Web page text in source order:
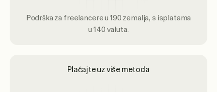
Podrška za freelancere u 190 zemalja, s isplatama
u 140 valuta.
Plaćajte uz više metoda